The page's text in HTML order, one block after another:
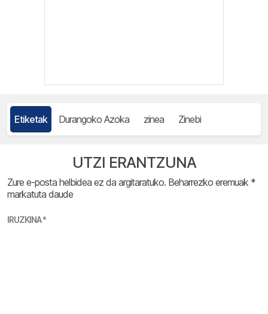
Etiketak Durangoko Azoka zinea Zinebi
UTZI ERANTZUNA
Zure e-posta helbidea ez da argitaratuko. Beharrezko eremuak *
markatuta daude
IRUZKINA*